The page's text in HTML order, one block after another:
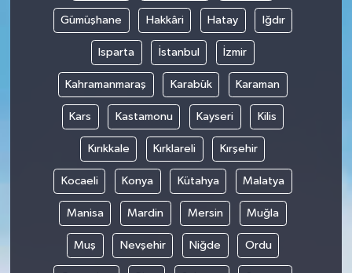
Gümüşhane Hakkâri Hatay Iğdır
Isparta İstanbul İzmir
Kahramanmaraş Karabük Karaman
Kars Kastamonu Kayseri Kilis
Kırıkkale Kırklareli Kırşehir
Kocaeli Konya Kütahya Malatya
Manisa Mardin Mersin Muğla
Muş Nevşehir Niğde Ordu